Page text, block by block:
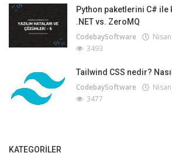
Python paketlerini C# ile
.NET vs. ZeroMQ
CodebaySoftware
3493
Tailwind CSS nedir?
CodebaySoftware
3477
KATEGORILER